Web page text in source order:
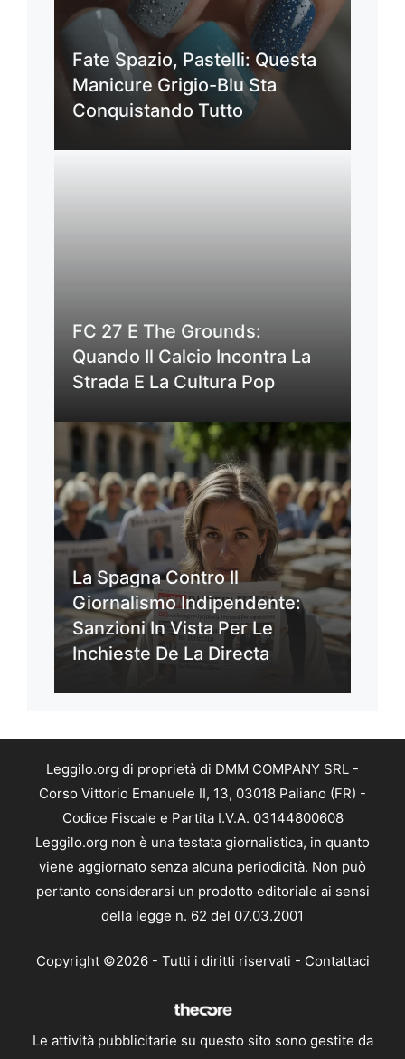
Fate Spazio, Pastelli: Questa
Manicure Grigio-Blu Sta
Conquistando Tutto
FC 27 E The Grounds:
Quando Il Calcio Incontra La
Strada E La Cultura Pop
La Spagna Contro Il
Giornalismo Indipendente:
Sanzioni In Vista Per Le
Inchieste De La Directa
Leggilo.org di proprietà di DMM COMPANY SRL -
Corso Vittorio Emanuele II, 13, 03018 Paliano (FR) -
Codice Fiscale e Partita I.V.A. 03144800608
Leggilo.org non è una testata giornalistica, in quanto
viene aggiornato senza alcuna periodicità. Non può
pertanto considerarsi un prodotto editoriale ai sensi
della legge n. 62 del 07.03.2001
Copyright ©2026 - Tutti i diritti riservati - Contattaci
Le attività pubblicitarie su questo sito sono gestite da